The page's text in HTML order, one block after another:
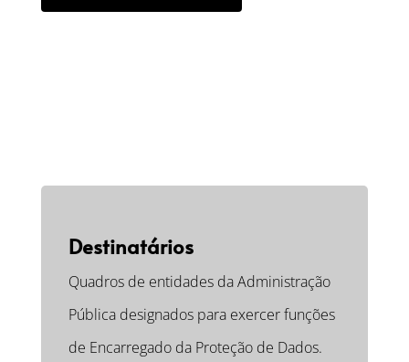
Destinatários
Quadros de entidades da Administração
Pública designados para exercer funções
de Encarregado da Proteção de Dados.